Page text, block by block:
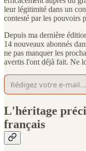
leur légitimité dans un
contesté par les pouvoirs
Depuis ma dernière
14 nouveaux abonnés
ne pas manquer les
avertis l'ont déjà fait. Ne
L'héritage
français